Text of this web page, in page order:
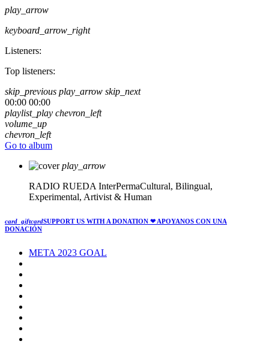
play_arrow
keyboard_arrow_right
Listeners:
Top listeners:
skip_previous play_arrow skip_next
00:00 00:00
playlist_play chevron_left
volume_up
chevron_left
Go to album
play_arrow
RADIO RUEDA InterPermaCultural, Bilingual,
Experimental, Artivist & Human
card_giftcardSUPPORT US WITH A DONATION ❤ APOYANOS CON UNA
DONACIÓN
META 2023 GOAL